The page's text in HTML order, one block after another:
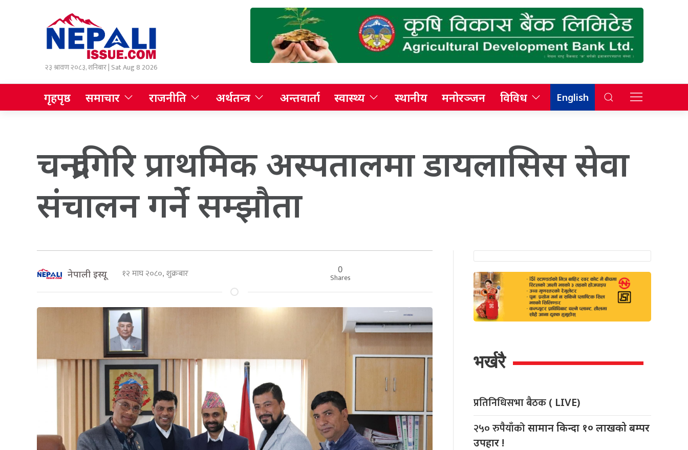
२३ श्रावण २०८३, शनिबार | Sat Aug 8 2026
गृहपृष्ठ समाचार राजनीति अर्थतन्त्र अन्तवार्ता स्वास्थ्य स्थानीय मनोरञ्जन विविध English
चन्द्रागिरि प्राथमिक अस्पतालमा डायलासिस सेवा
संचालन गर्ने सम्झौता
नेपाली इस्यू १२ माघ २०८०, शुक्रबार 0
Shares
भर्खरै
प्रतिनिधिसभा बैठक ( LIVE)
२५० रुपैयाँकोसामान किन्दा १० लाखको बम्पर
उपहार !